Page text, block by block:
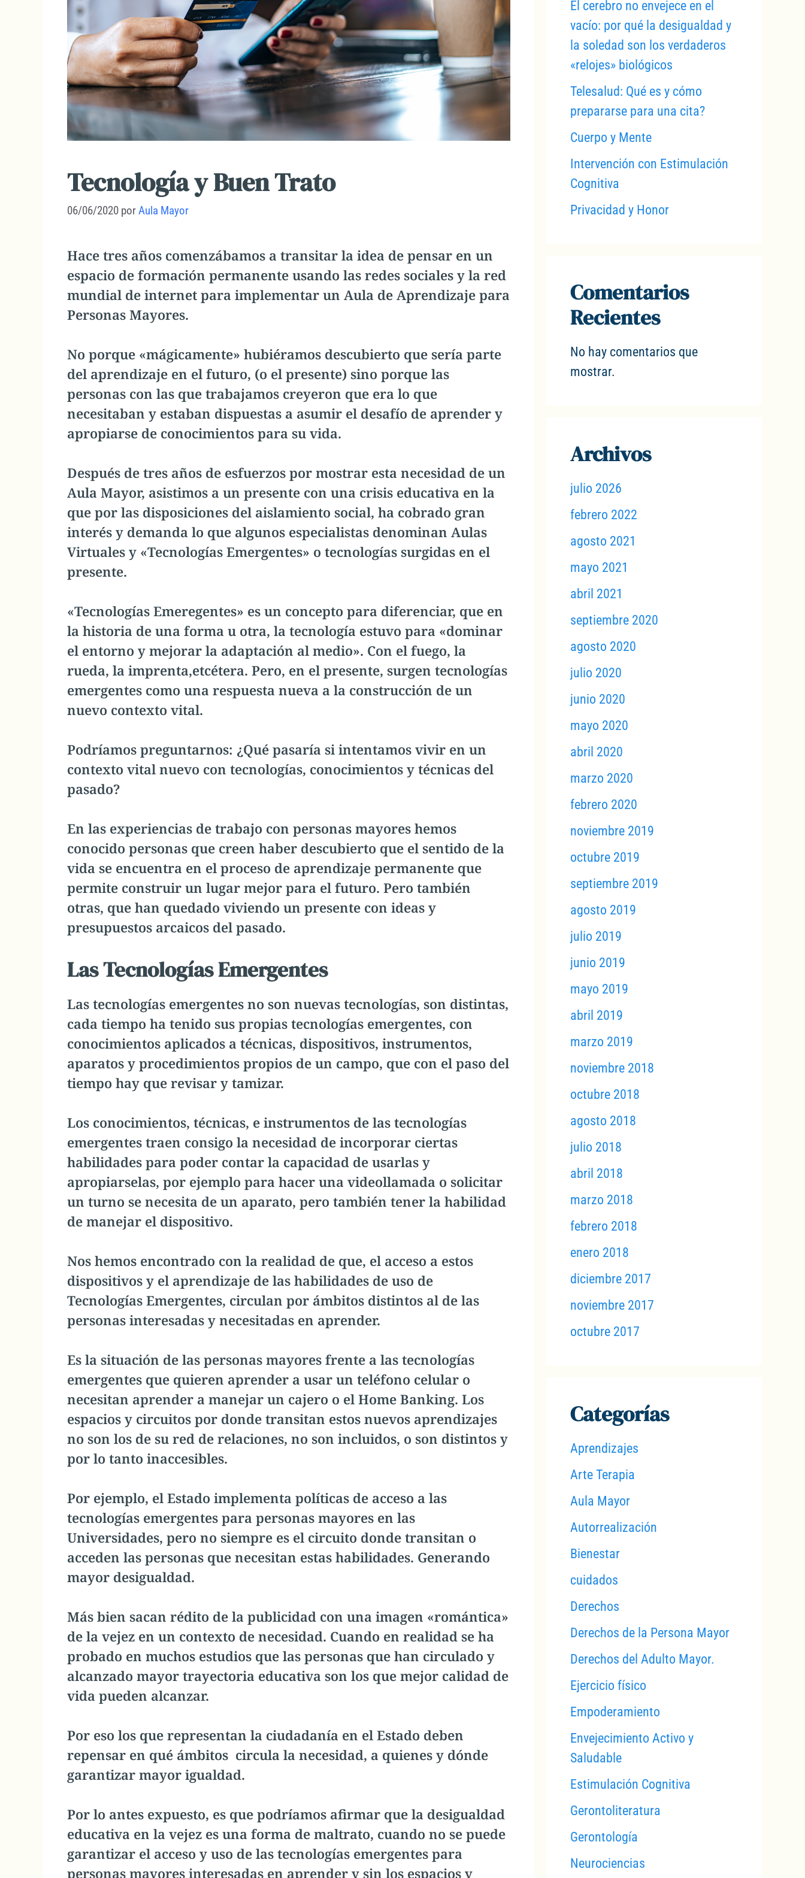
Tecnología y Buen Trato
06/06/2020 porAula Mayor
Hace tres años comenzábamos a transitar la idea de pensar en un
espacio de formación permanente usando las redes sociales y la red
mundial de internet para implementar un Aula de Aprendizaje para
Personas Mayores.
No porque «mágicamente» hubiéramos descubierto que sería parte
del aprendizaje en el futuro, (o el presente) sino porque las
personas con las que trabajamos creyeron que era lo que
necesitaban y estaban dispuestas a asumir el desafío de aprender y
apropiarse de conocimientos para su vida.
Después de tres años de esfuerzos por mostrar esta necesidad de un
Aula Mayor, asistimos a un presente con una crisis educativa en la
que por las disposiciones del aislamiento social, ha cobrado gran
interés y demanda lo que algunos especialistas denominan Aulas
Virtuales y «Tecnologías Emergentes» o tecnologías surgidas en el
presente.
«Tecnologías Emeregentes» es un concepto para diferenciar, que en
la historia de una forma u otra, la tecnología estuvo para «dominar
el entorno y mejorar la adaptación al medio». Con el fuego, la
rueda, la imprenta,etcétera. Pero, en el presente, surgen tecnologías
emergentes como una respuesta nueva a la construcción de un
nuevo contexto vital.
Podríamos preguntarnos: ¿Qué pasaría si intentamos vivir en un
contexto vital nuevo con tecnologías, conocimientos y técnicas del
pasado?
En las experiencias de trabajo con personas mayores hemos
conocido personas que creen haber descubierto que el sentido de la
vida se encuentra en el proceso de aprendizaje permanente que
permite construir un lugar mejor para el futuro. Pero también
otras, que han quedado viviendo un presente con ideas y
presupuestos arcaicos del pasado.
Las Tecnologías Emergentes
Las tecnologías emergentes no son nuevas tecnologías, son distintas,
cada tiempo ha tenido sus propias tecnologías emergentes, con
conocimientos aplicados a técnicas, dispositivos, instrumentos,
aparatos y procedimientos propios de un campo, que con el paso del
tiempo hay que revisar y tamizar.
Los conocimientos, técnicas, e instrumentos de las tecnologías
emergentes traen consigo la necesidad de incorporar ciertas
habilidades para poder contar la capacidad de usarlas y
apropiarselas, por ejemplo para hacer una videollamada o solicitar
un turno se necesita de un aparato, pero también tener la habilidad
de manejar el dispositivo.
Nos hemos encontrado con la realidad de que, el acceso a estos
dispositivos y el aprendizaje de las habilidades de uso de
Tecnologías Emergentes, circulan por ámbitos distintos al de las
personas interesadas y necesitadas en aprender.
Es la situación de las personas mayores frente a las tecnologías
emergentes que quieren aprender a usar un teléfono celular o
necesitan aprender a manejar un cajero o el Home Banking. Los
espacios y circuitos por donde transitan estos nuevos aprendizajes
no son los de su red de relaciones, no son incluidos, o son distintos y
por lo tanto inaccesibles.
Por ejemplo, el Estado implementa políticas de acceso a las
tecnologías emergentes para personas mayores en las
Universidades, pero no siempre es el circuito donde transitan o
acceden las personas que necesitan estas habilidades. Generando
mayor desigualdad.
Más bien sacan rédito de la publicidad con una imagen «romántica»
de la vejez en un contexto de necesidad. Cuando en realidad se ha
probado en muchos estudios que las personas que han circulado y
alcanzado mayor trayectoria educativa son los que mejor calidad de
vida pueden alcanzar.
Por eso los que representan la ciudadanía en el Estado deben
repensar en qué ámbitos circula la necesidad, a quienes y dónde
garantizar mayor igualdad.
Por lo antes expuesto, es que podríamos afirmar que la desigualdad
educativa en la vejez es una forma de maltrato, cuando no se puede
garantizar el acceso y uso de las tecnologías emergentes para
personas mayores interesadas en aprender y sin los espacios y
El cerebro no envejece en el
vacío: por qué la desigualdad y
la soledad son los verdaderos
«relojes» biológicos
Telesalud: Qué es y cómo
prepararse para una cita?
Cuerpo y Mente
Intervención con Estimulación
Cognitiva
Privacidad y Honor
Comentarios
Recientes
No hay comentarios que
mostrar.
Archivos
julio 2026
febrero 2022
agosto 2021
mayo 2021
abril 2021
septiembre 2020
agosto 2020
julio 2020
junio 2020
mayo 2020
abril 2020
marzo 2020
febrero 2020
noviembre 2019
octubre 2019
septiembre 2019
agosto 2019
julio 2019
junio 2019
mayo 2019
abril 2019
marzo 2019
noviembre 2018
octubre 2018
agosto 2018
julio 2018
abril 2018
marzo 2018
febrero 2018
enero 2018
diciembre 2017
noviembre 2017
octubre 2017
Categorías
Aprendizajes
Arte Terapia
Aula Mayor
Autorrealización
Bienestar
cuidados
Derechos
Derechos de la Persona Mayor
Derechos del Adulto Mayor.
Ejercicio físico
Empoderamiento
Envejecimiento Activo y
Saludable
Estimulación Cognitiva
Gerontoliteratura
Gerontología
Neurociencias